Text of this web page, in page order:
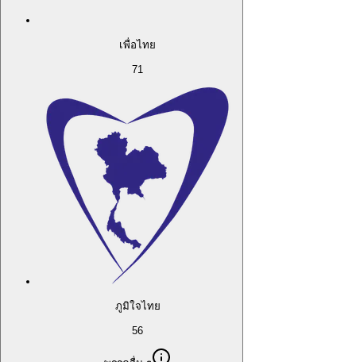
เพื่อไทย
71
ภูมิใจไทย
56